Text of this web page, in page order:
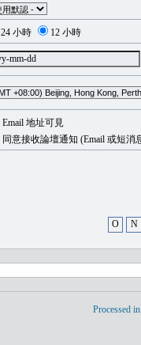
24 小時
12 小時
Email 地址可見
同意接收論壇通知 (Email 或短消
O N
Processed